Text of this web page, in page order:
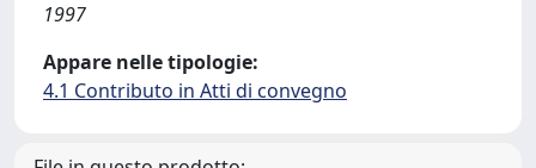
1997
Appare nelle tipologie:
4.1 Contributo in Atti di convegno